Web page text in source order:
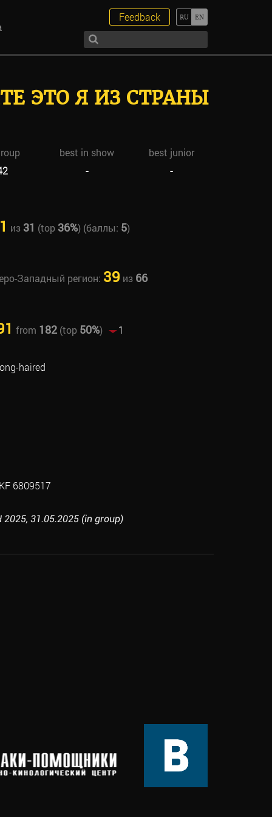
Feedback
ЭТО Я ИЗ СТРАНЫ
best in show
best junior
- -
из 31 (top 36%) (баллы: 5)
Западный регион: 39 из 66
from 182(top 50%) 1
haired
6809517
2025, 31.05.2025 (in group)